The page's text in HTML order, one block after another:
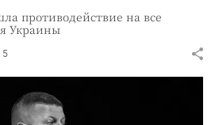
противодействие на все
Украины
5